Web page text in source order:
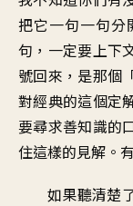
把它一句一句分
句 ， 一定要上下
號回來 ， 是那個
對經典的這個定
要尋求善知識的
住這樣的見解 。
如果聽清楚